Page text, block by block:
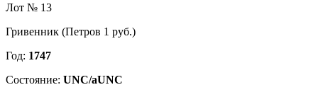
Лот № 13
Гривенник (Петров 1 руб.)
Год: 1747
Состояние: UNC/aUNC